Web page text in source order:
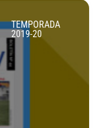
TEMPORADA
2019-20